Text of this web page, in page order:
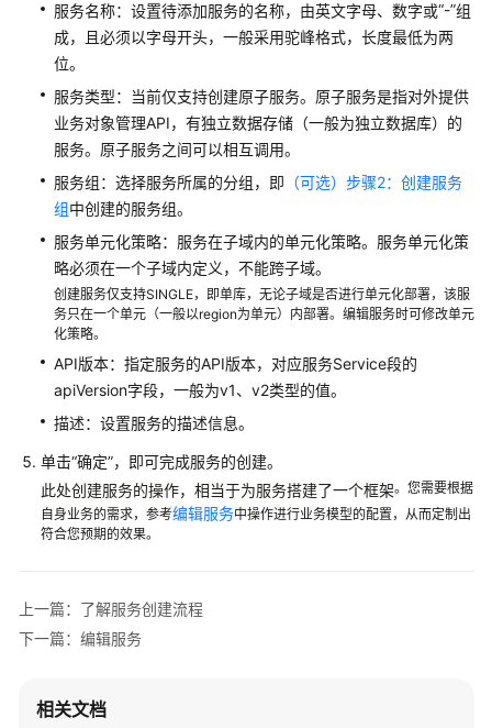
色
管
理
服
组
管
理
服
务
管
理
了
服
务
创
建
流
新
增
一
服
服务名称：设置待添加服务的名称，由英文字母、数字或“-”组
成，且必须以字母开头，一般采用驼峰格式，长度最低为两
位。
服务类型：当前仅支持创建原子服务。原子服务是指对外提供
业务对象管理API，有独立数据存储（一般为独立数据库）的
服务。原子服务之间可以相互调用。
服务组：选择服务所属的分组，即 （可选）步骤2：创建服务
组中创建的服务组。
服务单元化策略：服务在子域内的单元化策略。服务单元化策
略必须在一个子域内定义，不能跨子域。
创建服务仅支持SINGLE，即单库，无论子域是否进行单元化部署，该服
务只在一个单元（一般以region为单元）内部署。编辑服务时可修改单元
化策略。
API版本：指定服务的API版本，对应服务Service段的
apiVersion字段，一般为v1、v2类型的值。
描述：设置服务的描述信息。
单击“确定”，即可完成服务的创建。
此处创建服务的操作，相当于为服务搭建了一个框架。您需要根据
自身业务的需求，参考编辑服务中操作进行业务模型的配置，从而定制出
符合您预期的效果。
上一篇：了解服务创建流程
下一篇：编辑服务
相关文档